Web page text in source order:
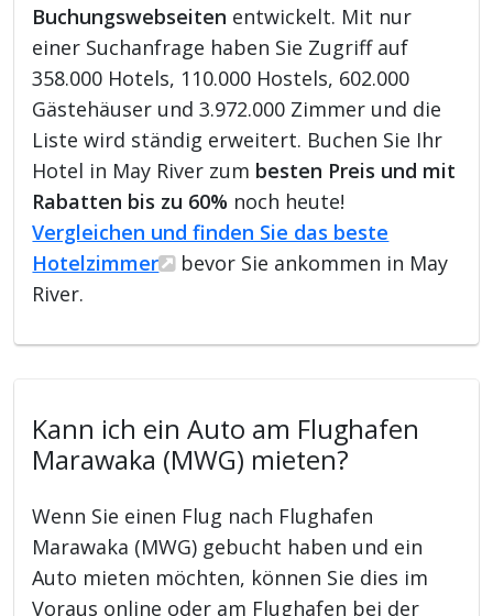
Buchungswebseiten entwickelt. Mit nur
einer Suchanfrage haben Sie Zugriff auf
358.000 Hotels, 110.000 Hostels, 602.000
Gästehäuser und 3.972.000 Zimmer und die
Liste wird ständig erweitert. Buchen Sie Ihr
Hotel in May River zum besten Preis und mit
Rabatten bis zu 60% noch heute!
Vergleichen und finden Sie das beste
Hotelzimmer
bevor Sie ankommen in May
River.
Kann ich ein Auto am Flughafen
Marawaka (MWG) mieten?
Wenn Sie einen Flug nach Flughafen
Marawaka (MWG) gebucht haben und ein
Auto mieten möchten, können Sie dies im
Voraus online oder am Flughafen bei der